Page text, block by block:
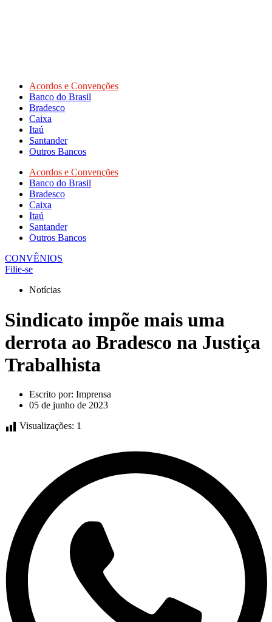
Acordos e Convenções
Banco do Brasil
Bradesco
Caixa
Itaú
Santander
Outros Bancos
Acordos e Convenções
Banco do Brasil
Bradesco
Caixa
Itaú
Santander
Outros Bancos
CONVÊNIOS
Filie-se
Notícias
Sindicato impõe mais uma
derrota ao Bradesco na Justiça
Trabalhista
Escrito por: Imprensa
05 de junho de 2023
Visualizações: 1